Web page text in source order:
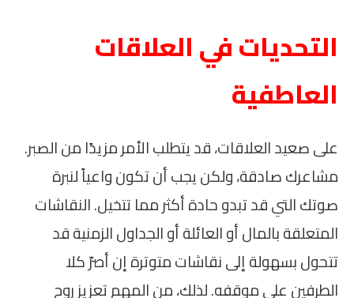
التحديات في العلاقات
العاطفية
على صعيد العلاقات، قد يتطلب الأمر مزيدًا من الصبر.
مشاعرك صادقة، ولكن يجب أن تكون واعياً لنبرة
صوتك التي قد تبدو حادة أكثر مما تتخيل. النقاشات
المتعلقة بالمال أو العائلة أو الجداول الزمنية قد
تتحول بسهولة إلى نقاشات متوترة إن أصرّ كلا
الطرفين على موقفه. لذلك، من المهم تعزيز روح